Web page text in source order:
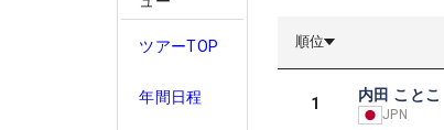
ツアーTOP
年間日程
順位
1 内田 ことこ
JPN